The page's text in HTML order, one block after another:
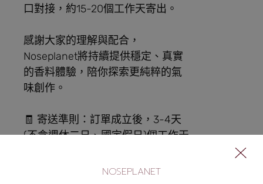
口對接，約15-20個工作天寄出。
感謝大家的理解與配合，
Noseplanet將持續提供穩定、真實
的香料體驗，陪你探索更純粹的氣
味創作。
🧾 寄送準則：訂單成立後，3-4天
(不含週休二日、國定假日)個工作天
NOSEPLANET